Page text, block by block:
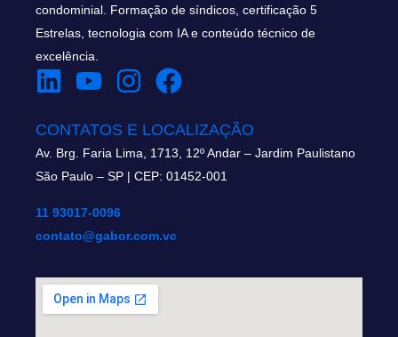
condominial. Formação de síndicos, certificação 5
Estrelas, tecnologia com IA e conteúdo técnico de
excelência.
CONTATOS E LOCALIZAÇÃO
Av. Brg. Faria Lima, 1713, 12º Andar – Jardim Paulistano
São Paulo – SP | CEP: 01452-001
11 93017-0096
contato@gabor.com.vc